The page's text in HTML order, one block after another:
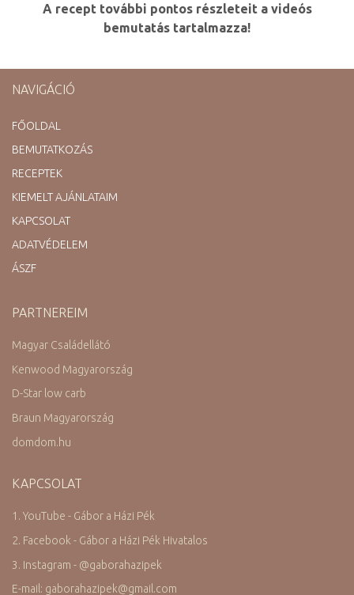
A recept további pontos részleteit a videós
bemutatás tartalmazza!
NAVIGÁCIÓ
FŐOLDAL
BEMUTATKOZÁS
RECEPTEK
KIEMELT AJÁNLATAIM
KAPCSOLAT
ADATVÉDELEM
ÁSZF
PARTNEREIM
Magyar Családellátó
Kenwood Magyarország
D-Star low carb
Braun Magyarország
domdom.hu
KAPCSOLAT
1. YouTube - Gábor a Házi Pék
2. Facebook - Gábor a Házi Pék Hivatalos
3. Instagram - @gaborahazipek
E-mail: gaborahazipek@gmail.com